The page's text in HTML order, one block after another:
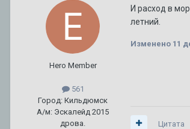
Hero Member
561
Город: Кильдюмск
А/м: Эскалейд 2015
дрова.
И расход в
летний.
Изменено 11
Цитата